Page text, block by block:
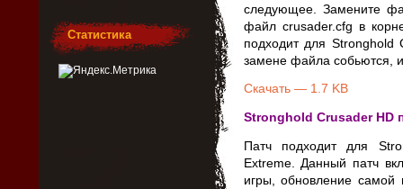
следующее. Замените
файл crusader.cfg в
подходит для Stronghold
замене файла собьются,
Скачать — 1.7 KB
Stronghold Crusader HD
Патч подходит для
Extreme. Данный патч
игры, обновление самой
Статистика